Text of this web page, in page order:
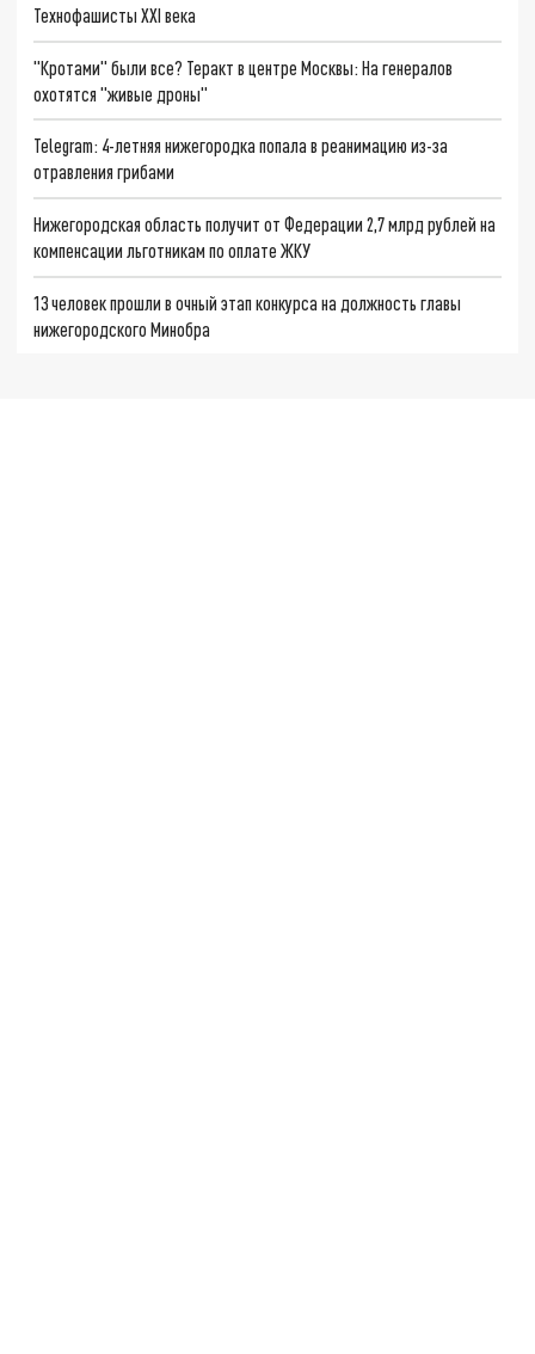
Технофашисты XXI века
"Кротами" были все? Теракт в центре Москвы: На генералов
охотятся "живые дроны"
Telegram: 4-летняя нижегородка попала в реанимацию из-за
отравления грибами
Нижегородская область получит от Федерации 2,7 млрд рублей на
компенсации льготникам по оплате ЖКУ
13 человек прошли в очный этап конкурса на должность главы
нижегородского Минобра